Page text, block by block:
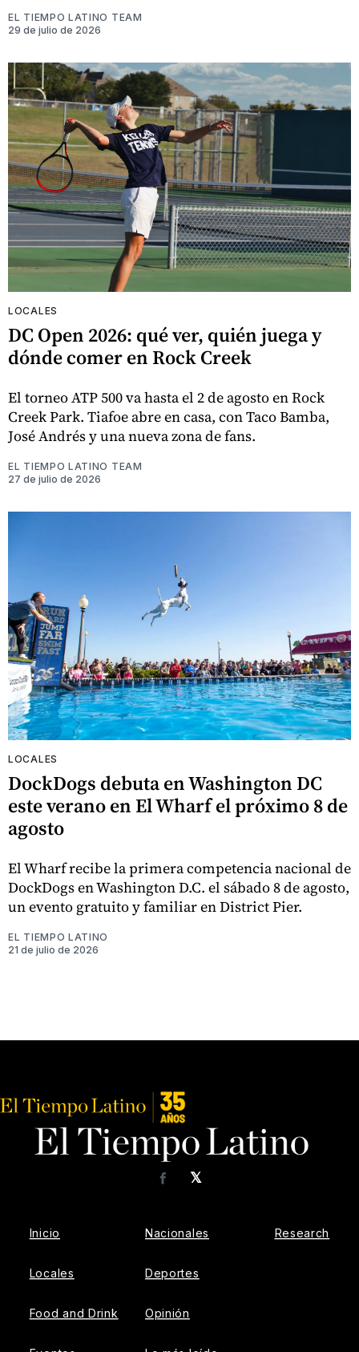
EL TIEMPO LATINO TEAM
29 de julio de 2026
LOCALES
DC Open 2026: qué ver, quién juega y
dónde comer en Rock Creek
El torneo ATP 500 va hasta el 2 de agosto en Rock
Creek Park. Tiafoe abre en casa, con Taco Bamba,
José Andrés y una nueva zona de fans.
EL TIEMPO LATINO TEAM
27 de julio de 2026
LOCALES
DockDogs debuta en Washington DC
este verano en El Wharf el próximo 8 de
agosto
El Wharf recibe la primera competencia nacional de
DockDogs en Washington D.C. el sábado 8 de agosto,
un evento gratuito y familiar en District Pier.
EL TIEMPO LATINO
21 de julio de 2026
𝕏
Facebook
Inicio
Locales
Food and Drink
Nacionales
Deportes
Opinión
Research